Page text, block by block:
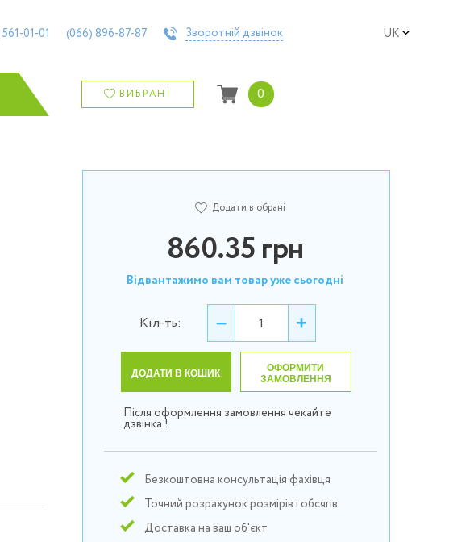
561-01-01 (066) 896-87-87 Зворотній дзвінок UK
ВИБРАНІ 0
Додати в обрані
860.35грн
Відвантажимо вам товар уже сьогодні
Кіл-ть: – +
ДОДАТИ В КОШИК
ОФОРМИТИ
ЗАМОВЛЕННЯ
Після оформлення замовлення чекайте
дзвінка !
Безкоштовна консультація фахівця
Точний розрахунок розмірів і обсягів
Доставка на ваш об'єкт